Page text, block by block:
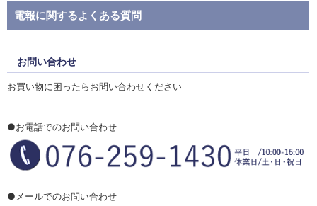
電報に関するよくある質問
お問い合わせ
お買い物に困ったらお問い合わせください
●お電話でのお問い合わせ
●メールでのお問い合わせ